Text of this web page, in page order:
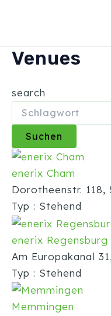
Venues
search
enerix Cham
Dorotheenstr. 118,
Typ : Stehend
enerix Regensburg
Am Europakanal
Typ : Stehend
Memmingen